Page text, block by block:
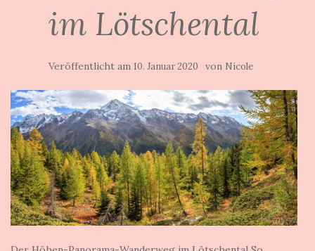
im Lötschental
Veröffentlicht am 10. Januar 2020 von Nicole